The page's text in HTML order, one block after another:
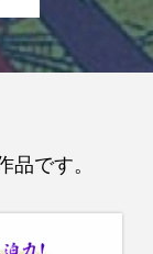
品です。